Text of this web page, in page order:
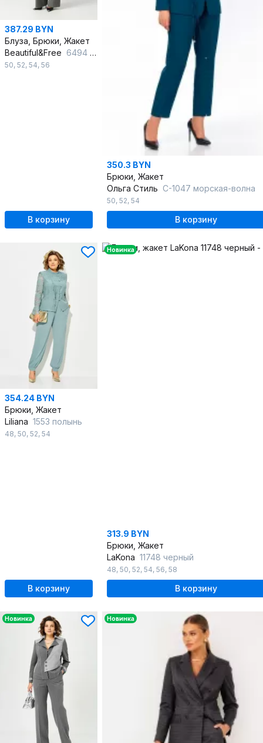
387.29 BYN
Блуза, Брюки, Жакет
Beautiful&Free 6494 серый/полоска
50, 52, 54, 56
В корзину
350.3 BYN
Брюки, Жакет
Ольга Стиль С-1047 морская-волна
50, 52, 54
В корзину
354.24 BYN
Брюки, Жакет
Liliana 1553 полынь
48, 50, 52, 54
В корзину
Новинка
313.9 BYN
Брюки, Жакет
LaKona 11748 черный
48, 50, 52, 54, 56, 58
В корзину
Новинка Новинка